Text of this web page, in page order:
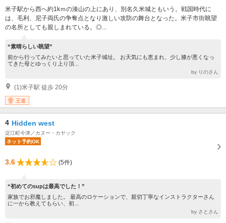
米子駅から西へ約1kｍの湊山の上にあり、別名久米城ともいう。戦国時代に
は、毛利、尼子両氏の争奪点となり激しい攻防の舞台となった。米子市街眺望
の名所としても親しまれている。◎...
“素晴らしい眺望”
前から行ってみたいと思っていた米子城址。 お天気にも恵まれ、少し膝が悪くなっ
てきた母とゆっくり上り頂...
by りのさん
(1)米子駅 徒歩 20分
王道
4 Hidden west
淀江町今津／カヌー・カヤック
ネット予約OK
3.6 (5件)
“初めてのsupは最高でした！”
家族でお邪魔しました。 最高のロケーションで、親切丁寧なインストラクターさん
に一から教えてもらい、初...
by さとさん